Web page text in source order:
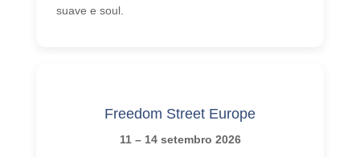
suave e soul.
Freedom Street Europe
11 – 14 setembro 2026